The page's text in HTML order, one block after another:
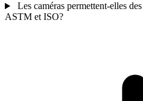
Les caméras permettent-elles
ASTM et ISO?